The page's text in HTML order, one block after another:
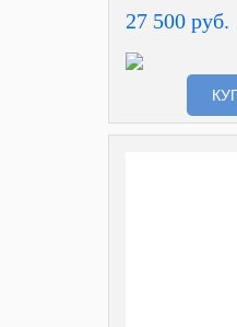
27 500 руб.